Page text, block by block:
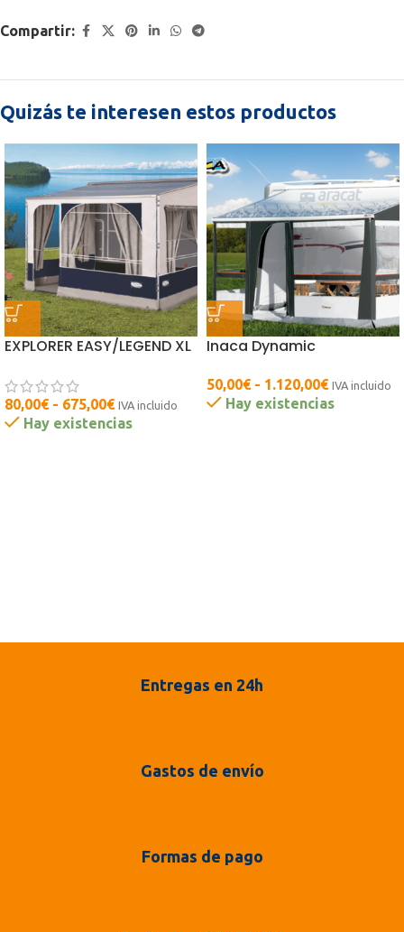
Compartir:
Quizás te interesen estos productos
EXPLORER EASY/LEGEND XL
80,00€ - 675,00€ IVA incluido
Hay existencias
Inaca Dynamic
50,00€ - 1.120,00€ IVA incluido
Hay existencias
Entregas en 24h
Gastos de envío
Formas de pago